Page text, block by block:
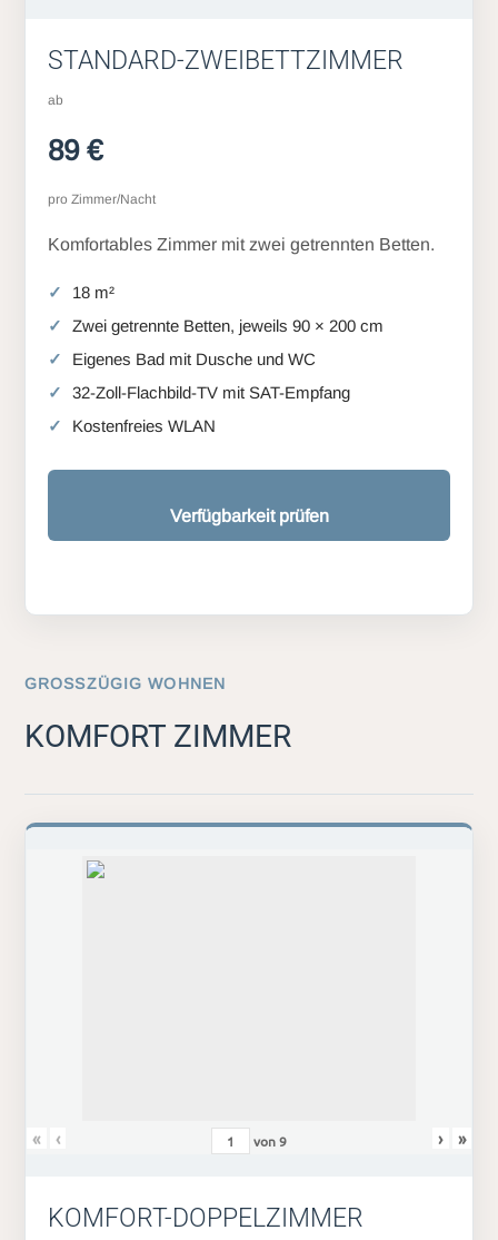
STANDARD-ZWEIBETTZIMMER
ab
89 €
pro Zimmer/Nacht
Komfortables Zimmer mit zwei getrennten Betten.
18 m²
Zwei getrennte Betten, jeweils 90 × 200 cm
Eigenes Bad mit Dusche und WC
32-Zoll-Flachbild-TV mit SAT-Empfang
Kostenfreies WLAN
Verfügbarkeit prüfen
GROSSZÜGIG WOHNEN
KOMFORT ZIMMER
« ‹ von9 › »
KOMFORT-DOPPELZIMMER